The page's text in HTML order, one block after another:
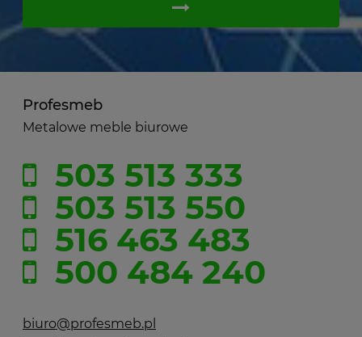
Profesmeb
Metalowe meble biurowe
503 513 333
503 513 550
516 463 483
500 484 240
biuro@profesmeb.pl